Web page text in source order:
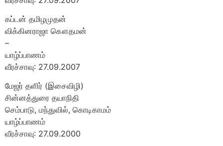
கப்டன் தமிழமுதன்
விக்கினராஜா கௌதமன்
–
யாழ்ப்பாணம்
வீரச்சாவு: 27.09.2007
மேஜர் தளிர் (இசைவிழி)
சின்னத்துரை தயாநிதி
செம்பாடு, மந்துவில், கொடிகாமம்
யாழ்ப்பாணம்
வீரச்சாவு: 27.09.2000